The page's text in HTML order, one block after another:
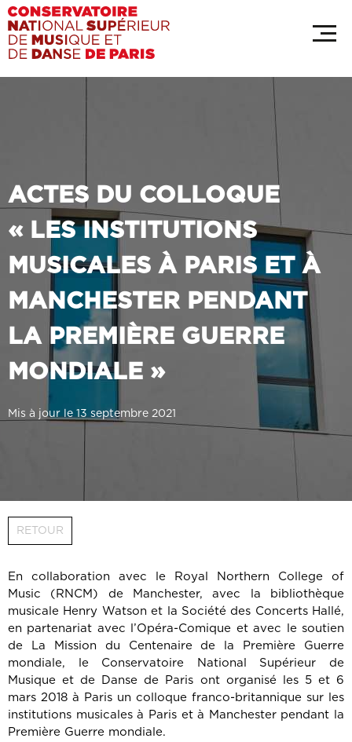
Aller
au
contenu
principal
ACTES DU COLLOQUE
« LES INSTITUTIONS
MUSICALES À PARIS ET À
MANCHESTER PENDANT
LA PREMIÈRE GUERRE
MONDIALE »
Mis à jour le 13 septembre 2021
RETOUR
En collaboration avec le Royal Northern College of
Music (RNCM) de Manchester, avec la bibliothèque
musicale Henry Watson et la Société des Concerts Hallé,
en partenariat avec l’Opéra-Comique et avec le soutien
de La Mission du Centenaire de la Première Guerre
mondiale, le Conservatoire National Supérieur de
Musique et de Danse de Paris ont organisé les 5 et 6
mars 2018 à Paris un colloque franco-britannique sur les
institutions musicales à Paris et à Manchester pendant la
Première Guerre mondiale.
Panneau de gestion des cookies